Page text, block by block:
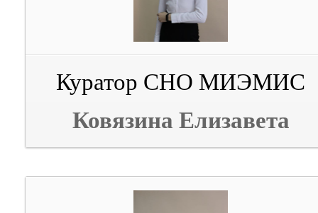
Куратор СНО МИЭМИС
Ковязина Елизавета